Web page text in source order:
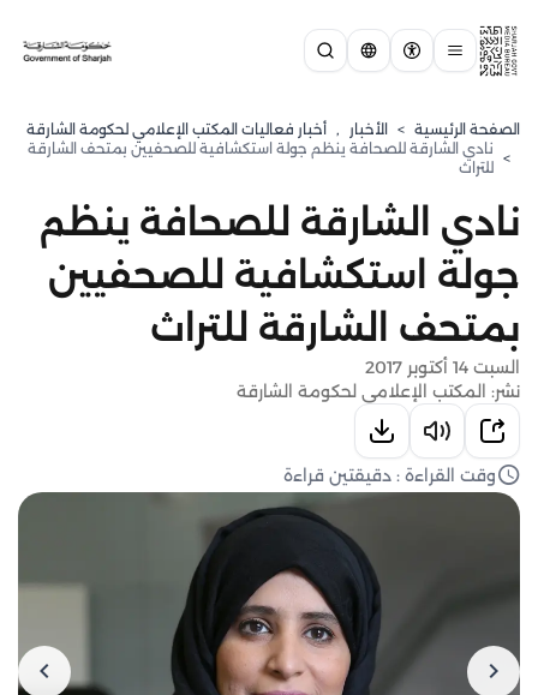
الصفحة الرئيسية > الأخبار , أخبار فعاليات المكتب الإعلامي لحكومة الشارقة
>
نادي الشارقة للصحافة ينظم جولة استكشافية للصحفيين بمتحف الشارقة
للتراث
نادي الشارقة للصحافة ينظم
جولة استكشافية للصحفيين
بمتحف الشارقة للتراث
السبت 14 أكتوبر 2017
نشر: المكتب الإعلامي لحكومة الشارقة
وقت القراءة : دقيقتين قراءة